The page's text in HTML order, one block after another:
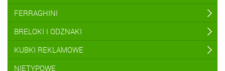
FERRAGHINI
BRELOKI I ODZNAKI
KUBKI REKLAMOWE
NIETYPOWE